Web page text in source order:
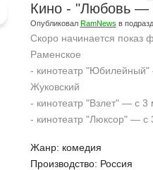
Кино - "Любовь —
Опубликовал RamNews в
Скоро начинается показ
Раменское
- кинотеатр
Жуковский
- кинотеатр "Взлет" — с 3
- кинотеатр "Люксор" — с
Жанр: комедия
Производство: Россия